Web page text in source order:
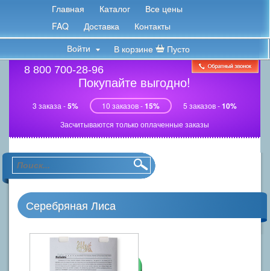
Главная Каталог
Все цены
FAQ
Доставка
Контакты
В корзине
Пусто
Войти
Покупайте выгодно!
3 заказа -5% 10 заказов -15% 5 заказов -10%
Засчитываются только оплаченные заказы
8 800 700-28-96
Серебряная Лиса